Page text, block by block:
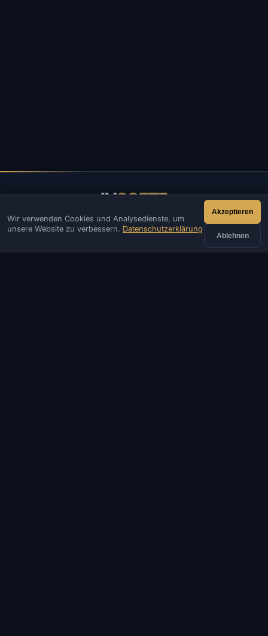
IVSOFTE
IVSOFTE — Software-Shop. Wir bieten Installations- und
Startdienste für Software.
Wir verwenden Cookies und Analysedienste, um
unsere Website zu verbessern. Datenschutzerklärung
Akzeptieren
Ablehnen